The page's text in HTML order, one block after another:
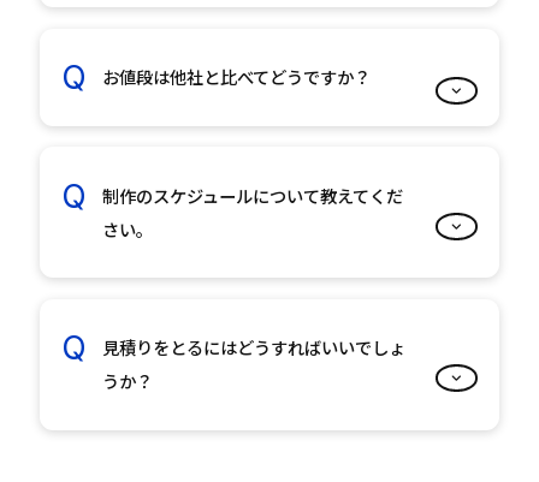
お値段は他社と比べてどうですか？
制作のスケジュールについて教えてくだ
さい。
見積りをとるにはどうすればいいでしょ
うか？